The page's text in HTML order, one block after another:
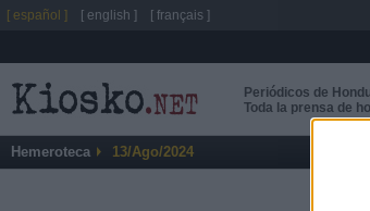
Periódicos de
Toda la prensa de
Hemeroteca 13/Ago/2024
[ español ] [ english ] [ français ]